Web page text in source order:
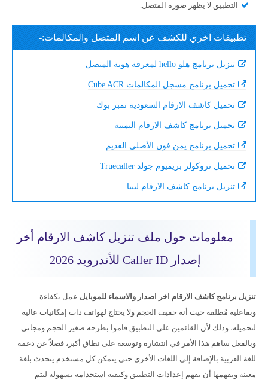
التطبيق لا يظهر صورة المتصل.
تطبيقات اخري للكشف عن اسم المتصل والمكالمات:-
تنزيل برنامج هلو hello لمعرفة هوية المتصل
تحميل برنامج مسجل المكالمات Cube ACR
تحميل كاشف الارقام السعودية نمبر بوك
تحميل برنامج كاشف الارقام اليمنية
تحميل برنامج يمن فون الأصلي القديم
تحميل تروكولر بريميوم جولد Truecaller
تنزيل برنامج كاشف الارقام ليبيا
معلومات حول ملف تنزيل كاشف الارقام أخر
إصدار Caller ID للأندرويد 2026
تنزيل برنامج كاشف الارقام اخر اصدار والاسماء للموبايل عمل بكفاءة
وبفاعلية مُطلقة حيث أنه خفيف الحجم ولا يحتاج لهواتف ذات إمكانيات عالية
لتحميله، وذلك لأن القائمين على التطبيق قاموا بطرحه صغير الحجم ومجاني
وبالفعل ساهم هذا الأمر في انتشاره وتوسعه على نطاق أكبر، فضلاً عن دعمه
للغة العربية بالإضافة إلى اللغات الأخرى حتى يتمكن كل مستخدم يتحدث بلغة
معينة ويفهمها أن يفهم إعدادات التطبيق وكيفية استخدامه بسهولة ليتم